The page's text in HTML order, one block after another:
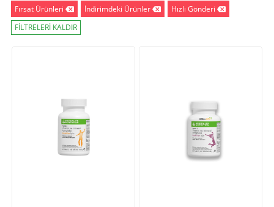
Fırsat Ürünleri İndirimdeki Ürünler
Hızlı Gönderi
FİLTRELERİ KALDIR